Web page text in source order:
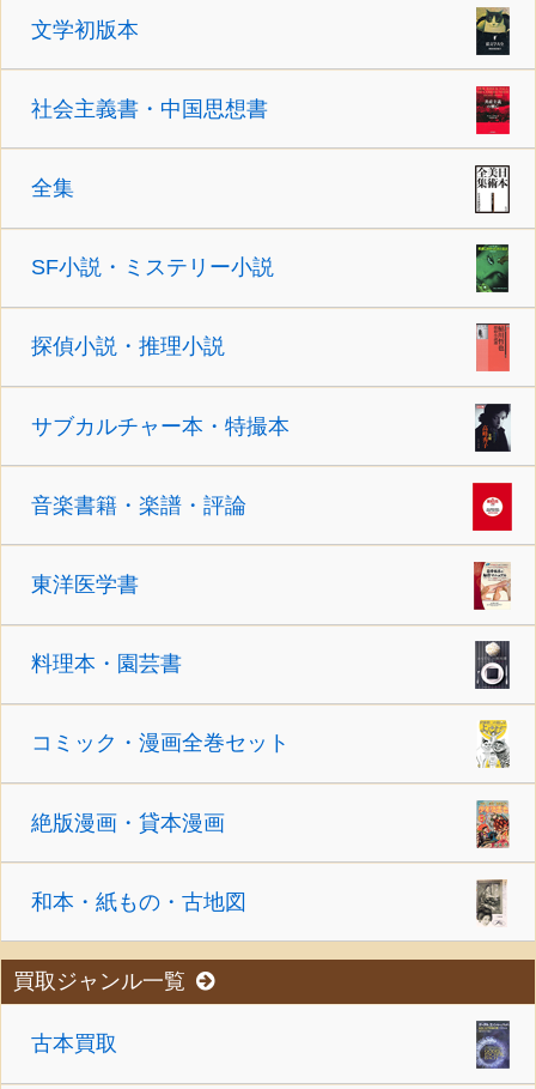
文学初版本
社会主義書・中国思想書
全集
SF小説・ミステリー小説
探偵小説・推理小説
サブカルチャー本・特撮本
音楽書籍・楽譜・評論
東洋医学書
料理本・園芸書
コミック・漫画全巻セット
絶版漫画・貸本漫画
和本・紙もの・古地図
買取ジャンル一覧
古本買取